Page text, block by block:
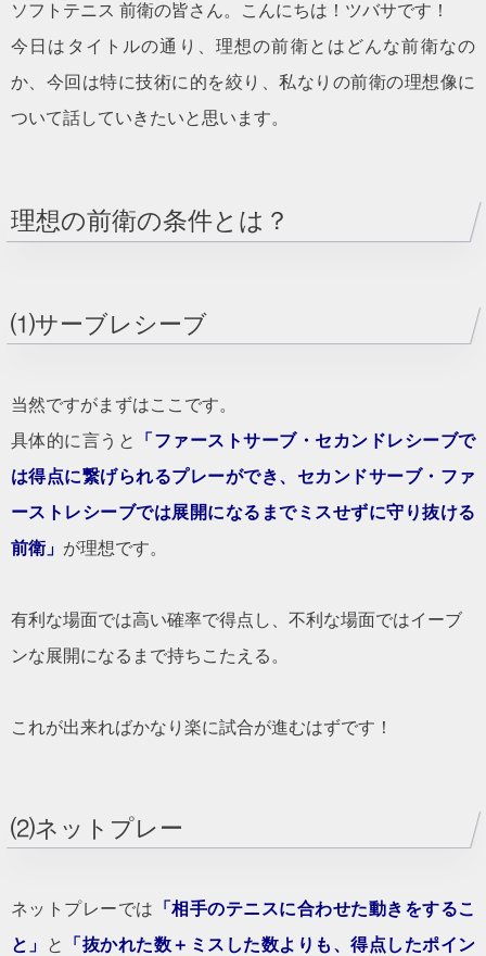
ソフトテニス 前衛の皆さん。こんにちは！ツバサです！
今日はタイトルの通り、理想の前衛とはどんな前衛なの
か、今回は特に技術に的を絞り、私なりの前衛の理想像に
ついて話していきたいと思います。
理想の前衛の条件とは？
⑴サーブレシーブ
当然ですがまずはここです。
具体的に言うと
「ファーストサーブ・セカンドレシーブで
は得点に繋げられるプレーができ、セカンドサーブ・ファ
ーストレシーブでは展開になるまでミスせずに守り抜ける
前衛」 が理想です。
有利な場面では高い確率で得点し、不利な場面ではイーブ
ンな展開になるまで持ちこたえる。
これが出来ればかなり楽に試合が進むはずです！
⑵ネットプレー
ネットプレーでは
「相手のテニスに合わせた動きをするこ
と」
と
「抜かれた数＋ミスした数よりも、得点したポイン